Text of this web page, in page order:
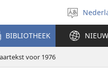
Taal
BIBLIOTHEEK
voor 1976